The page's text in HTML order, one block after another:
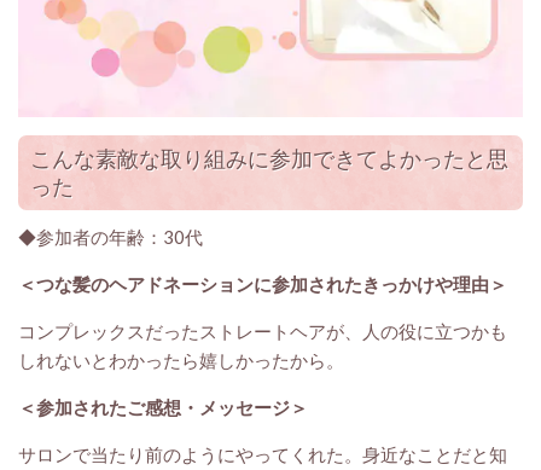
こんな素敵な取り組みに参加できてよかったと思
った
◆参加者の年齢：30代
＜つな髪のヘアドネーションに参加されたきっかけや理由＞
コンプレックスだったストレートヘアが、人の役に立つかも
しれないとわかったら嬉しかったから。
＜参加されたご感想・メッセージ＞
サロンで当たり前のようにやってくれた。身近なことだと知